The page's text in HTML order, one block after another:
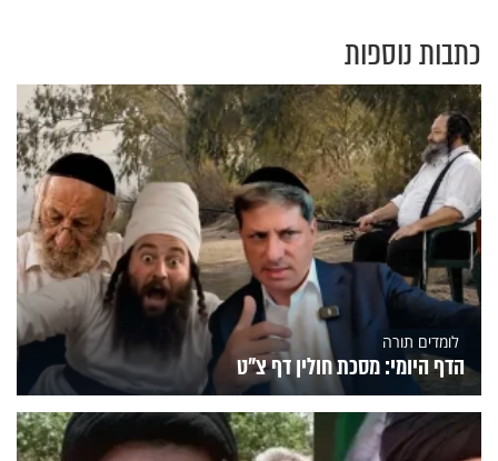
כתבות נוספות
לומדים תורה
הדף היומי: מסכת חולין דף צ"ט